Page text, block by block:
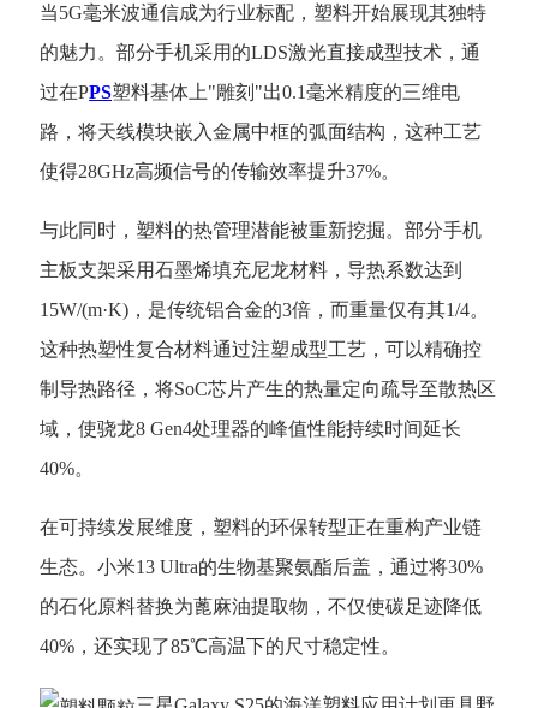
当5G毫米波通信成为行业标配，塑料开始展现其独特
的魅力。部分手机采用的LDS激光直接成型技术，通
过在PPS塑料基体上"雕刻"出0.1毫米精度的三维电
路，将天线模块嵌入金属中框的弧面结构，这种工艺
使得28GHz高频信号的传输效率提升37%。
与此同时，塑料的热管理潜能被重新挖掘。部分手机
主板支架采用石墨烯填充尼龙材料，导热系数达到
15W/(m·K)，是传统铝合金的3倍，而重量仅有其1/4。
这种热塑性复合材料通过注塑成型工艺，可以精确控
制导热路径，将SoC芯片产生的热量定向疏导至散热区
域，使骁龙8 Gen4处理器的峰值性能持续时间延长
40%。
在可持续发展维度，塑料的环保转型正在重构产业链
生态。小米13 Ultra的生物基聚氨酯后盖，通过将30%
的石化原料替换为蓖麻油提取物，不仅使碳足迹降低
40%，还实现了85℃高温下的尺寸稳定性。